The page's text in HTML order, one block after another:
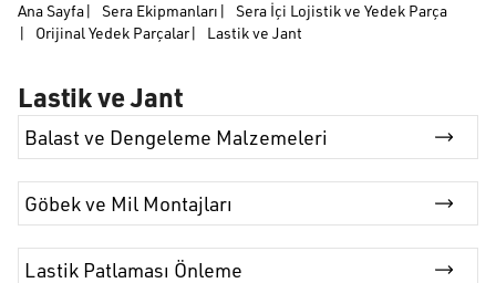
Ana Sayfa| Sera Ekipmanları |
Sera İçi Lojistik ve Yedek Parça
|
Orijinal Yedek Parçalar| Lastik ve Jant
Lastik ve Jant
Balast ve Dengeleme Malzemeleri
Göbek ve Mil Montajları
Lastik Patlaması Önleme